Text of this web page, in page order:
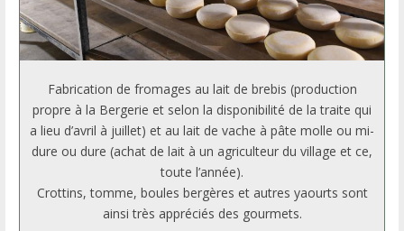
Fabrication de fromages au lait de brebis (production
propre à la Bergerie et selon la disponibilité de la traite qui
a lieu d’avril à juillet) et au lait de vache à pâte molle ou mi-
dure ou dure (achat de lait à un agriculteur du village et ce,
toute l’année).
Crottins, tomme, boules bergères et autres yaourts sont
ainsi très appréciés des gourmets.